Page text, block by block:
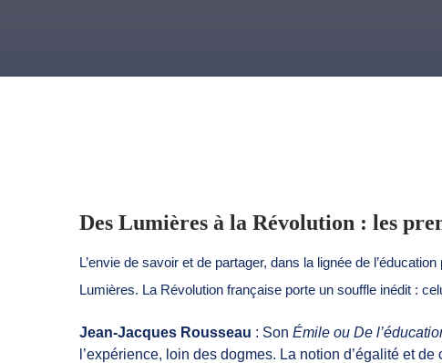
Des Lumières à la Révolution : les
L’envie de savoir et de partager, dans la lignée de
Lumières. La Révolution française porte un souffle inédit :
Jean-Jacques Rousseau : Son Émile ou De
l’expérience, loin des dogmes. La notion d’égalité et